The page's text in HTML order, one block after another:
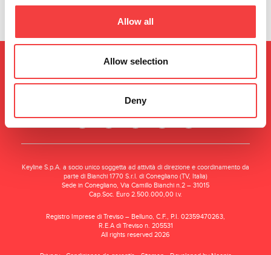
Allow all
Allow selection
Deny
Keyline S.p.A. a socio unico soggetta ad attività di direzione e coordinamento da
parte di Bianchi 1770 S.r.l. di Conegliano (TV, Italia)
Sede in Conegliano, Via Camillo Bianchi n.2 – 31015
Cap.Soc. Euro 2.500.000,00 i.v.
Registro Imprese di Treviso – Belluno, C.F., P.I. 02359470263,
R.E.A di Treviso n. 205531
All rights reserved 2026